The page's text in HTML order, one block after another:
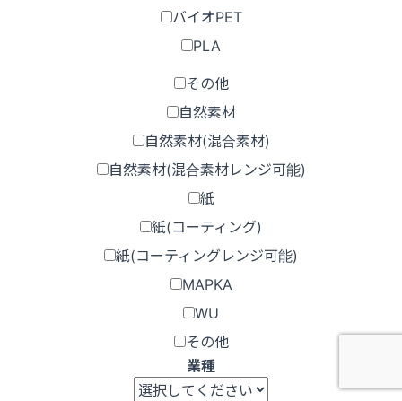
バイオPET
PLA
その他
自然素材
自然素材(混合素材)
自然素材(混合素材レンジ可能)
紙
紙(コーティング)
紙(コーティングレンジ可能)
MAPKA
WU
その他
業種